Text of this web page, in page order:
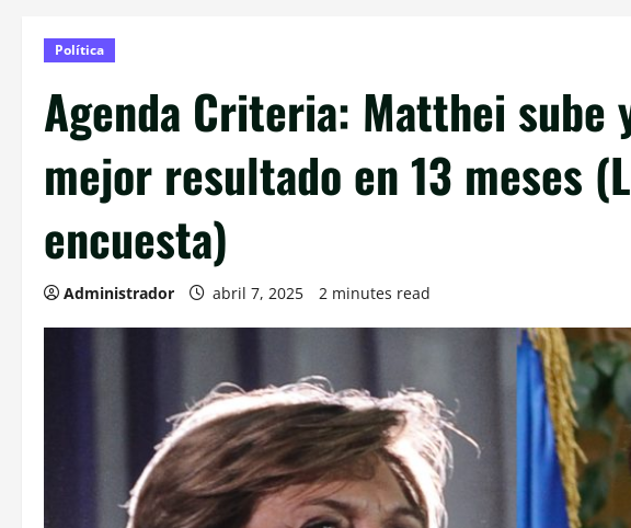
Política
Agenda Criteria: Matthei sube
mejor resultado en 13 meses
encuesta)
Administrador abril 7, 2025 2 minutes read